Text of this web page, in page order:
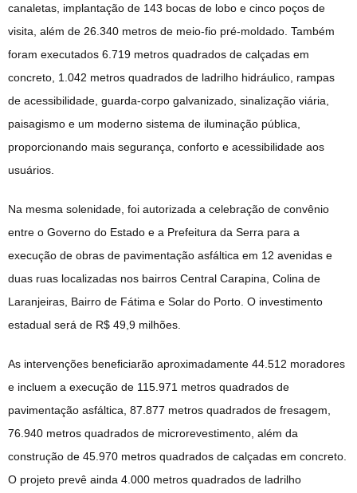
canaletas, implantação de 143 bocas de lobo e cinco poços de
visita, além de 26.340 metros de meio-fio pré-moldado. Também
foram executados 6.719 metros quadrados de calçadas em
concreto, 1.042 metros quadrados de ladrilho hidráulico, rampas
de acessibilidade, guarda-corpo galvanizado, sinalização viária,
paisagismo e um moderno sistema de iluminação pública,
proporcionando mais segurança, conforto e acessibilidade aos
usuários.
Na mesma solenidade, foi autorizada a celebração de convênio
entre o Governo do Estado e a Prefeitura da Serra para a
execução de obras de pavimentação asfáltica em 12 avenidas e
duas ruas localizadas nos bairros Central Carapina, Colina de
Laranjeiras, Bairro de Fátima e Solar do Porto. O investimento
estadual será de R$ 49,9 milhões.
As intervenções beneficiarão aproximadamente 44.512 moradores
e incluem a execução de 115.971 metros quadrados de
pavimentação asfáltica, 87.877 metros quadrados de fresagem,
76.940 metros quadrados de microrevestimento, além da
construção de 45.970 metros quadrados de calçadas em concreto.
O projeto prevê ainda 4.000 metros quadrados de ladrilho